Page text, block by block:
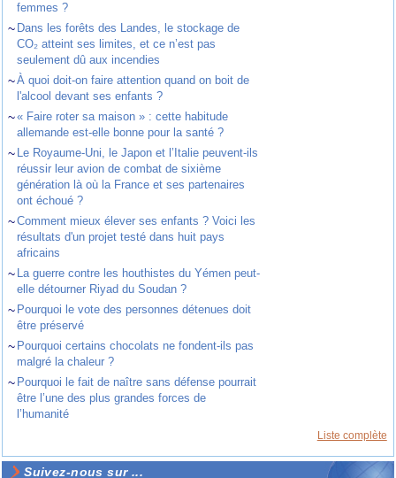
femmes ?
~ Dans les forêts des Landes, le stockage de
CO₂ atteint ses limites, et ce n’est pas
seulement dû aux incendies
~À quoi doit-on faire attention quand on boit de
l'alcool devant ses enfants ?
~« Faire roter sa maison » : cette habitude
allemande est-elle bonne pour la santé ?
~ Le Royaume-Uni, le Japon et l’Italie peuvent-ils
réussir leur avion de combat de sixième
génération là où la France et ses partenaires
ont échoué ?
~Comment mieux élever ses enfants ? Voici les
résultats d'un projet testé dans huit pays
africains
~ La guerre contre les houthistes du Yémen peut-
elle détourner Riyad du Soudan ?
~ Pourquoi le vote des personnes détenues doit
être préservé
~ Pourquoi certains chocolats ne fondent-ils pas
malgré la chaleur ?
~ Pourquoi le fait de naître sans défense pourrait
être l’une des plus grandes forces de
l’humanité
Liste complète
Suivez-nous sur ...